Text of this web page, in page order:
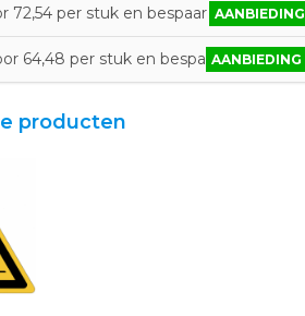
72,54 per stuk en bespaar 10%AANBIEDING
64,48 per stuk en bespaar 20%
AANBIEDING
producten